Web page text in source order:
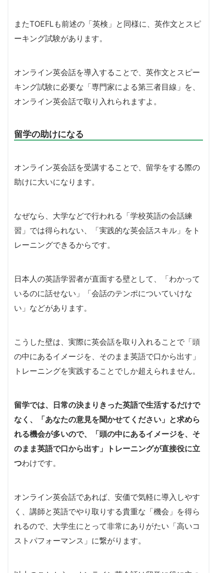
またTOEFLも前述の「英検」と同様に、英作文とスピ
ーキング試験があります。
オンライン英会話を導入することで、英作文とスピー
キング試験に必要な「専門家による第三者目線」を、
オンライン英会話で取り入れられますよ。
留学の助けになる
オンライン英会話を受講することで、留学をする際の
助けに大いになります。
なぜなら、大学などで行われる「学校英語の会話練
習」では得られない、「実践的な英会話スキル」をト
レーニングできるからです。
日本人の英語学習者が直面する壁として、「わかって
いるのに話せない」「会話のテンポについていけな
い」などがあります。
こうした壁は、実際に英会話を取り入れることで「頭
の中にあるイメージを、そのまま英語で口から出す」
トレーニングを実践することでしか超えられません。
留学では、日常の決まりきった英語で生活するだけで
なく、「あなたの意見を聞かせてください」と求めら
れる機会が多いので、「頭の中にあるイメージを、そ
のまま英語で口から出す」トレーニングが直接役に立
つわけです。
オンライン英会話であれば、安価で気軽に導入しやす
く、講師と英語でやり取りする貴重な「機会」を得ら
れるので、大学生にとって非常にありがたい「高いコ
ストパフォーマンス」に繋がります。